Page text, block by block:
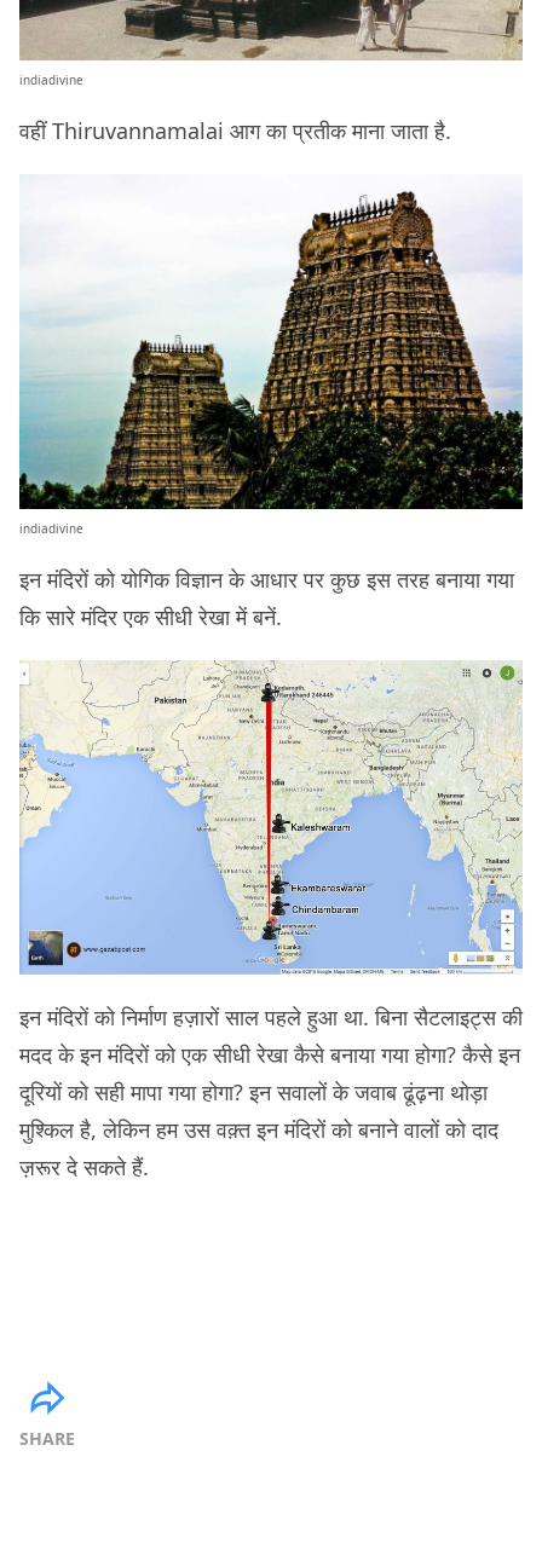
indiadivine
वहीं Thiruvannamalai आग का प्रतीक माना जाता है.
indiadivine
इन मंदिरों को योगिक विज्ञान के आधार पर कुछ इस तरह बनाया गया
कि सारे मंदिर एक सीधी रेखा में बनें.
इन मंदिरों को निर्माण हज़ारों साल पहले हुआ था. बिना सैटलाइट्स की
मदद के इन मंदिरों को एक सीधी रेखा कैसे बनाया गया होगा? कैसे इन
दूरियों को सही मापा गया होगा? इन सवालों के जवाब ढूंढ़ना थोड़ा
मुश्किल है, लेकिन हम उस वक़्त इन मंदिरों को बनाने वालों को दाद
ज़रूर दे सकते हैं.
SHARE